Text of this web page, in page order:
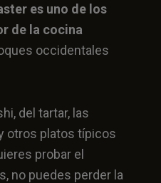
es uno de los
de la cocina
occidentales
del tartar, las
otros platos típicos
probar el
no puedes perder la